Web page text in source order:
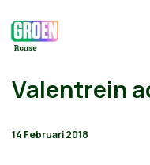
Valentrein
14 Februari 2018